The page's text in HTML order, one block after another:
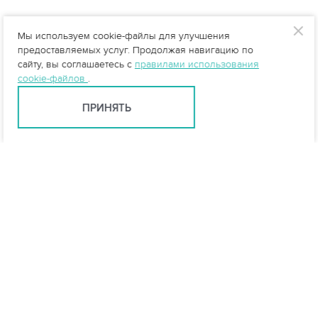
Мы используем cookie-файлы для улучшения
предоставляемых услуг. Продолжая навигацию по
сайту, вы соглашаетесь с правилами использования
cookie-файлов .
ПРИНЯТЬ